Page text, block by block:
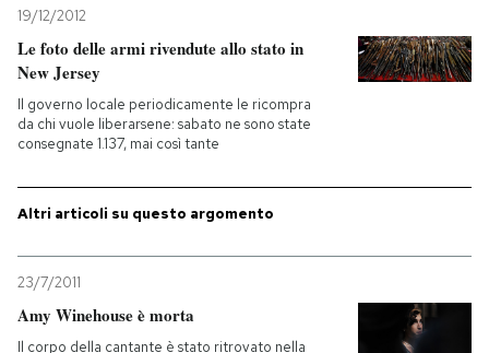
I MIEI PREFERITI
AREA PERSONALE
19/12/2012
Le foto delle armi rivendute allo stato in
New Jersey
Il governo locale periodicamente le ricompra
da chi vuole liberarsene: sabato ne sono state
consegnate 1.137, mai così tante
Altri articoli su questo argomento
23/7/2011
Amy Winehouse è morta
Il corpo della cantante è stato ritrovato nella